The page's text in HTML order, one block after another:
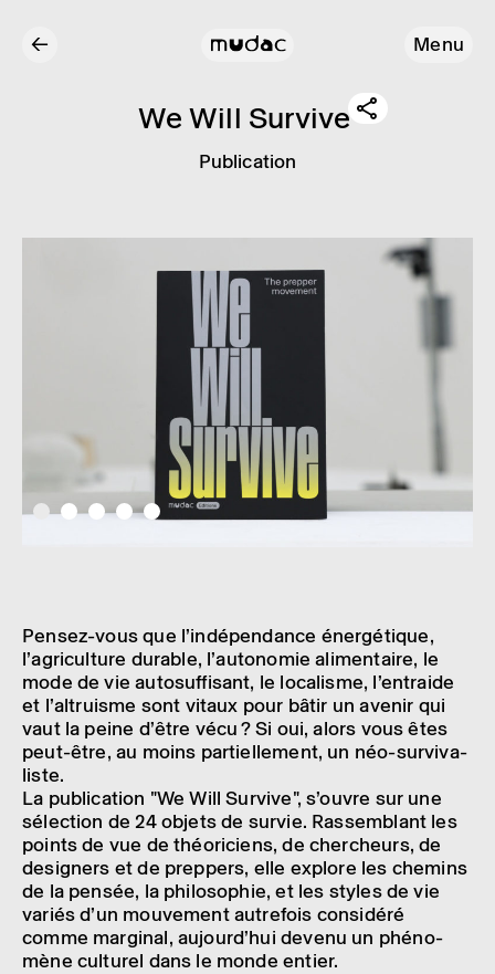
← Menu
We Will Survive
Publi­ca­tion
Pensez-vous que l’in­dé­pen­dance éner­gé­tique,
l’agri­cul­ture durable, l’au­to­no­mie alimen­taire, le
mode de vie auto­suf­fi­sant, le loca­lisme, l’en­traide
et l’al­truisme sont vitaux pour bâtir un avenir qui
vaut la peine d’être vécu ? Si oui, alors vous êtes
peut-être, au moins partiel­le­ment, un néo-survi­va­
liste.
La publi­ca­tion "We Will Survive", s’ouvre sur une
sélec­tion de 24 objets de survie. Rassem­blant les
points de vue de théo­ri­ciens, de cher­cheurs, de
desi­gners et de prep­pers, elle explore les chemins
de la pensée, la philo­so­phie, et les styles de vie
variés d’un mouve­ment autre­fois consi­déré
comme margi­nal, aujour­d’hui devenu un phéno­
mène cultu­rel dans le monde entier.